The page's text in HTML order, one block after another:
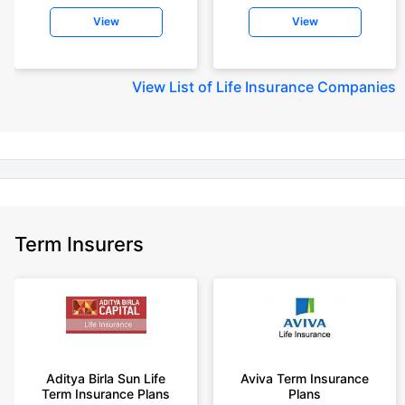
insurance for an 18 year-old male, non-smoker, with no pre-existing
diseases, cover upto 30 years of age rounded off to nearest 10
old male, non-smoker, with no pre-existing diseases, cover upto 30 years
+Rs. 15/day is starting price for a 75 lakhs term life insurance for an 18
+Rs. 504/month is starting price for a 1.5 crore term life insurance for an 18
+Rs. 494/month is starting price for a 2 crore term life insurance for an 18
year-old male, non-smoker, with no pre-existing diseases, cover upto 30
+Rs. 636/month is starting price for a 3 crore term life insurance for an 18
year-old male, non-smoker, with no pre-existing diseases, cover upto 30
View View
View List of Life Insurance Companies
Term Insurers
Aditya Birla Sun Life
Term Insurance Plans
Aviva Term Insurance
Plans